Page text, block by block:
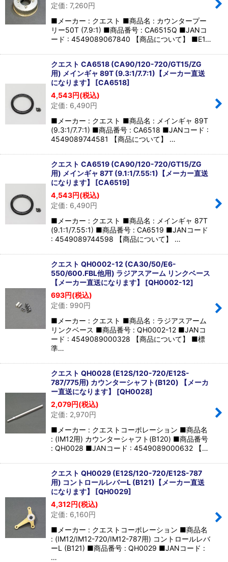
定価: 7,260円
■メーカー : クエスト ■商品名 : カウンタープー
リー50T (7.9:1) ■商品番号 : CA6515Q ■JANコ
ード : 4549089067840 【商品について】 ■E1…
クエスト CA6518 (CA90/120-720/GT15/ZG
用) メインギャ 89T (9.3:1/7.7:1)【メーカー直送
になります】 [CA6518]
4,543円(税込)
定価: 6,490円
■メーカー : クエスト ■商品名 : メインギャ 89T
(9.3:1/7.7:1) ■商品番号 : CA6518 ■JANコード :
4549089744581 【商品について】 …
クエスト CA6519 (CA90/120-720/GT15/ZG
用) メインギャ 87T (9.1:1/7.55:1)【メーカー直送
になります】 [CA6519]
4,543円(税込)
定価: 6,490円
■メーカー : クエスト ■商品名 : メインギャ 87T
(9.1:1/7.55:1) ■商品番号 : CA6519 ■JANコード
: 4549089744598 【商品について】 …
クエスト QH0002-12 (CA30/50/E6-
550/600.FBL他用) ラジアスアーム リンクベース
【メーカー直送になります】
[QH0002-12]
693円(税込)
定価: 990円
■メーカー : クエスト ■商品名 : ラジアスアーム
リンクベース ■商品番号 : QH0002-12 ■JANコ
ード : 4549089000328 【商品について】 ■標
準…
クエスト QH0028 (E12S/120-720/E12S-
787/775用) カウンターシャフト(B120) 【メーカ
ー直送になります】
[QH0028]
2,079円(税込)
定価: 2,970円
■メーカー : クエストコーポレーション ■商品名
: (IM12用) カウンターシャフト(B120) ■商品番号
: QH0028 ■JANコード : 4549089000632 【…
クエスト QH0029 (E12S/120-720/E12S-787
用) コントロールレバーL (B121)【メーカー直送
になります】 [QH0029]
4,312円(税込)
定価: 6,160円
■メーカー : クエストコーポレーション ■商品名
: (IM12/IM12-720/IM12-787用) コントロールレバ
ーL (B121) ■商品番号 : QH0029 ■JANコード :
…